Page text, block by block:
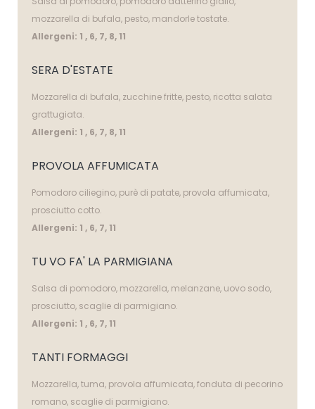
mozzarella di bufala, pesto, mandorle tostate.
Allergeni: 1 , 6, 7, 8, 11
SERA D'ESTATE
Mozzarella di bufala, zucchine fritte, pesto, ricotta salata
grattugiata.
Allergeni: 1 , 6, 7, 8, 11
PROVOLA AFFUMICATA
Pomodoro ciliegino, purè di patate, provola affumicata,
prosciutto cotto.
Allergeni: 1 , 6, 7, 11
TU VO FA' LA PARMIGIANA
Salsa di pomodoro, mozzarella, melanzane, uovo sodo,
prosciutto, scaglie di parmigiano.
Allergeni: 1 , 6, 7, 11
TANTI FORMAGGI
Mozzarella, tuma, provola affumicata, fonduta di pecorino
romano, scaglie di parmigiano.